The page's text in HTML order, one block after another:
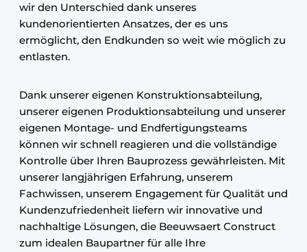
wir den Unterschied dank unseres
kundenorientierten Ansatzes, der es uns
ermöglicht, den Endkunden so weit wie möglich zu
entlasten.
Dank unserer eigenen Konstruktionsabteilung,
unserer eigenen Produktionsabteilung und unserer
eigenen Montage- und Endfertigungsteams
können wir schnell reagieren und die vollständige
Kontrolle über Ihren Bauprozess gewährleisten. Mit
unserer langjährigen Erfahrung, unserem
Fachwissen, unserem Engagement für Qualität und
Kundenzufriedenheit liefern wir innovative und
nachhaltige Lösungen, die Beeuwsaert Construct
zum idealen Baupartner für alle Ihre